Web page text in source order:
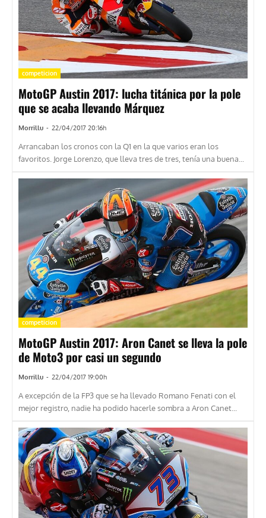
competicion
MotoGP Austin 2017: lucha titánica por la pole
que se acaba llevando Márquez
Morrillu - 22/04/2017 20:16h
Arrancaban los cronos con la Q1 en la que varios eran los
favoritos. Jorge Lorenzo, que lleva tres de tres, tenía una buena...
competicion
MotoGP Austin 2017: Aron Canet se lleva la pole
de Moto3 por casi un segundo
Morrillu - 22/04/2017 19:00h
A excepción de la FP3 que se ha llevado Romano Fenati con el
mejor registro, nadie ha podido hacerle sombra a Aron Canet...